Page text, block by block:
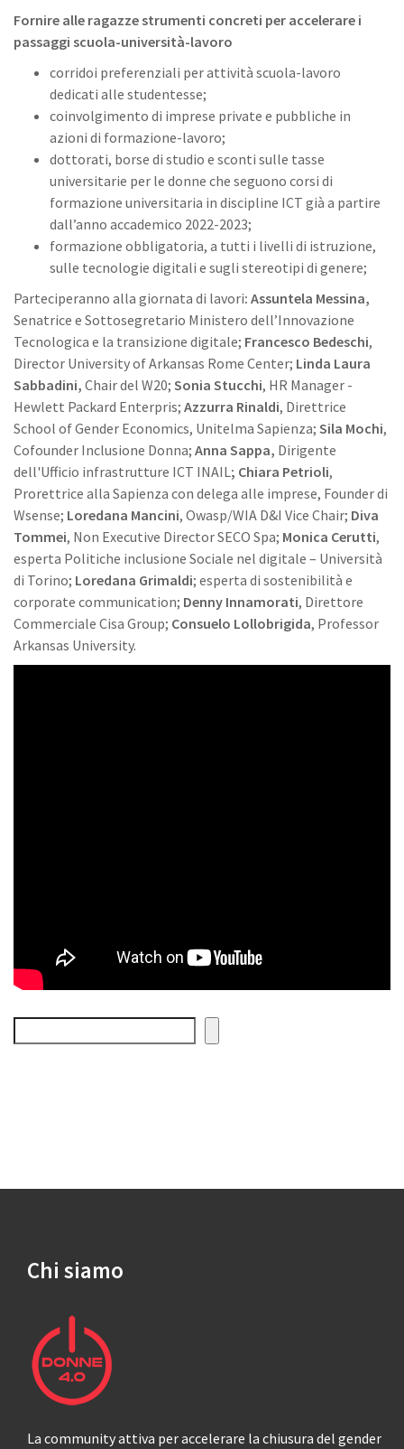
Fornire alle ragazze strumenti concreti per accelerare i
passaggi scuola-università-lavoro
corridoi preferenziali per attività scuola-lavoro
dedicati alle studentesse;
coinvolgimento di imprese private e pubbliche in
azioni di formazione-lavoro;
dottorati, borse di studio e sconti sulle tasse
universitarie per le donne che seguono corsi di
formazione universitaria in discipline ICT già a partire
dall’anno accademico 2022-2023;
formazione obbligatoria, a tutti i livelli di istruzione,
sulle tecnologie digitali e sugli stereotipi di genere;
Parteciperanno alla giornata di lavori: Assuntela Messina,
Senatrice e Sottosegretario Ministero dell’Innovazione
Tecnologica e la transizione digitale; Francesco Bedeschi,
Director University of Arkansas Rome Center; Linda Laura
Sabbadini, Chair del W20; Sonia Stucchi, HR Manager -
Hewlett Packard Enterpris; Azzurra Rinaldi, Direttrice
School of Gender Economics, Unitelma Sapienza; Sila Mochi,
Cofounder Inclusione Donna; Anna Sappa, Dirigente
dell'Ufficio infrastrutture ICT INAIL ; Chiara Petrioli,
Prorettrice alla Sapienza con delega alle imprese, Founder di
Wsense; Loredana Mancini, Owasp/WIA D&I Vice Chair; Diva
Tommei, Non Executive Director SECO Spa; Monica Cerutti,
esperta Politiche inclusione Sociale nel digitale – Università
di Torino; Loredana Grimaldi; esperta di sostenibilità e
corporate communication; Denny Innamorati, Direttore
Commerciale Cisa Group; Consuelo Lollobrigida, Professor
Arkansas University.
Chi siamo
La community attiva per accelerare la chiusura del gender